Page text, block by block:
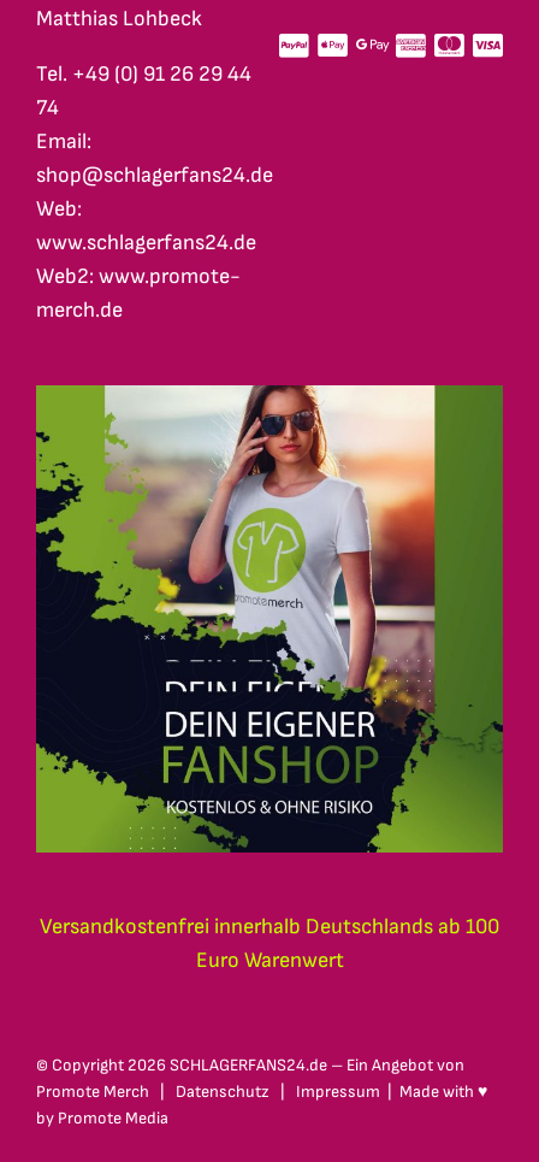
Matthias Lohbeck
Tel. +49 (0) 91 26 29 44
74
Email:
shop@schlagerfans24.de
Web:
www.schlagerfans24.de
Web2: www.promote-
merch.de
Versandkostenfrei innerhalb Deutschlands ab 100
Euro Warenwert
© Copyright 2026 SCHLAGERFANS24.de – Ein Angebot von
Promote Merch
Datenschutz Impressum | Made with ♥
by Promote Media